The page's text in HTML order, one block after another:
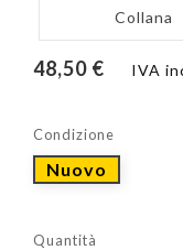
Collana
48,50 € IVA
Condizione
Nuovo
Quantità